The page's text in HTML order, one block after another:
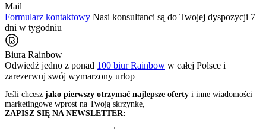
Mail
Formularz kontaktowy Nasi konsultanci są do Twojej dyspozycji 7
dni w tygodniu
Biura Rainbow
Odwiedź jedno z ponad 100 biur Rainbow w całej Polsce i
zarezerwuj swój wymarzony urlop
Jeśli chcesz jako pierwszy otrzymać najlepsze oferty i inne wiadomości
marketingowe wprost na Twoją skrzynkę,
ZAPISZ SIĘ NA NEWSLETTER: